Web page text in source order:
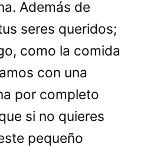
Además de
seres queridos;
como la comida
con una
por completo
si no quieres
pequeño